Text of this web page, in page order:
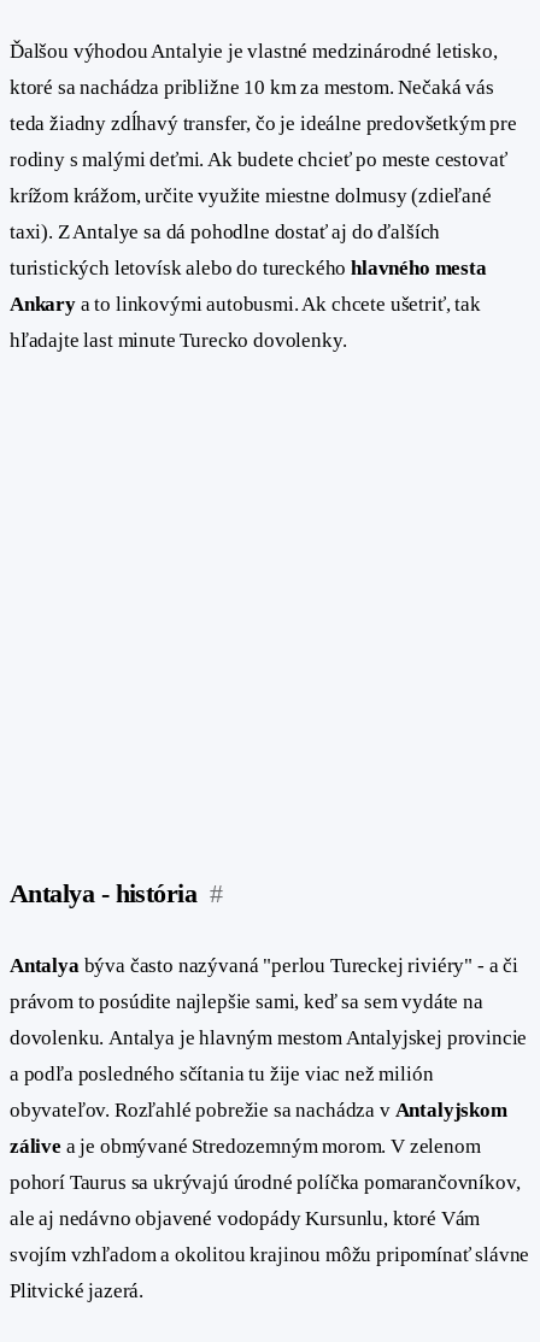
Ďalšou výhodou Antalyie je vlastné medzinárodné letisko,
ktoré sa nachádza približne 10 km za mestom. Nečaká vás
teda žiadny zdĺhavý transfer, čo je ideálne predovšetkým pre
rodiny s malými deťmi. Ak budete chcieť po meste cestovať
krížom krážom, určite využite miestne dolmusy (zdieľané
taxi). Z Antalye sa dá pohodlne dostať aj do ďalších
turistických letovísk alebo do tureckéhohlavného mesta
Ankary a to linkovými autobusmi. Ak chcete ušetriť, tak
hľadajte last minute Turecko dovolenky.
Antalya - história #
Antalyabýva často nazývaná "perlou Tureckej riviéry" - a či
právom to posúdite najlepšie sami, keď sa sem vydáte na
dovolenku. Antalya je hlavným mestom Antalyjskej provincie
a podľa posledného sčítania tu žije viac než milión
obyvateľov. Rozľahlé pobrežie sa nachádza v Antalyjskom
zálive a je obmývané Stredozemným morom. V zelenom
pohorí Taurus sa ukrývajú úrodné políčka pomarančovníkov,
ale aj nedávno objavené vodopády Kursunlu, ktoré Vám
svojím vzhľadom a okolitou krajinou môžu pripomínať slávne
Plitvické jazerá.